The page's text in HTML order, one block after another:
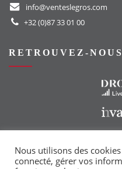
info@venteslegros.com
+32 (0)87 33 01 00
RETROUVEZ-
Nous utilisons des
connecté, gérer vos